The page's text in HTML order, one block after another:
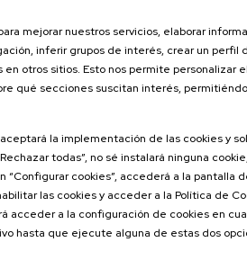
Español Euskera .
plazas
pasada
de
de
finalizado
mejorar nuestros servicios, elaborar
inferir grupos de interés, crear un perfil
otros sitios. Esto nos permite personalizar
qué secciones suscitan interés,
la implementación de las cookies y
todas”, no sé instalará ninguna
cookies”, accederá a la pantalla
las cookies y acceder a la Política de
acceder a la configuración de cookies en
hasta que ejecute alguna de estas dos